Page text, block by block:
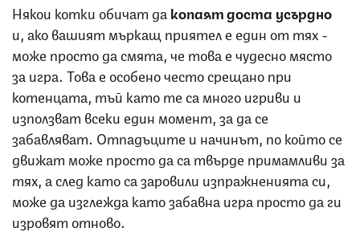
Някои котки обичат да копаят доста усърдно
и, ако вашият мъркащ приятел е един от тях -
може просто да смята, че това е чудесно място
за игра. Това е особено често срещано при
котенцата, тъй като те са много игриви и
използват всеки един момент, за да се
забавляват. Отпадъците и начинът, по който се
движат може просто да са твърде примамливи за
тях, а след като са заровили изпражненията си,
може да изглежда като забавна игра просто да ги
изровят отново.